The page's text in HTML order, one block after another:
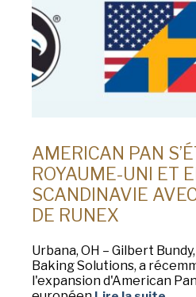
AMERICAN PAN
ROYAUME-UNI ET
SCANDINAVIE
DE RUNEX
Urbana, OH – Gilbert
Baking Solutions, a
l'expansion d'American